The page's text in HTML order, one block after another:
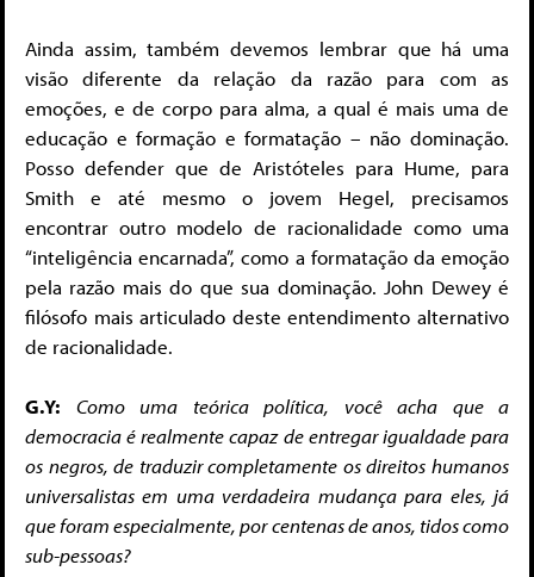
Ainda assim, também devemos lembrar que há uma
visão diferente da relação da razão para com as
emoções, e de corpo para alma, a qual é mais uma de
educação e formação e formatação – não dominação.
Posso defender que de Aristóteles para Hume, para
Smith e até mesmo o jovem Hegel, precisamos
encontrar outro modelo de racionalidade como uma
“inteligência encarnada”, como a formatação da emoção
pela razão mais do que sua dominação. John Dewey é
filósofo mais articulado deste entendimento alternativo
de racionalidade.
G.Y:
Como uma teórica política, você acha que a
democracia é realmente capaz de entregar igualdade para
os negros, de traduzir completamente os direitos humanos
universalistas em uma verdadeira mudança para eles, já
que foram especialmente, por centenas de anos, tidos como
sub-pessoas?